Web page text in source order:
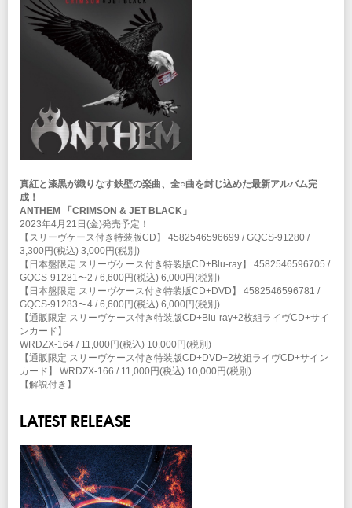
ANTHEM再結成の可能性を真剣に探り始めることになる。柴田は、ノスタ
ルジーでただ昔のメンバーを集めるのではなく、再始動するならば、“今を
生きるバンド”として新たな音楽を作り、邁進する事”を目標に掲げた。 その
目的のために柴田は、その才能を高く評価する清水昭男＜g＞に真っ先に声
をかけた。そして合流に意欲を示す坂本英三＜vo＞、本間大嗣＜ds＞を招
2001年の「SEVEN HILLS」を皮切りに「OVERLOAD」(2002年)、
「ETERNAL WARRIOR」(2004年)、「IMMORTAL」(2006年)、「BLACK
EMPIRE」(2008年)、「HERALDIC DEVICE」(2010年)と計6 枚のスタジ
オ・アルバムをリリース、作品とツアーの両面で“現役バンド”であることを
証明し続けた。
11年間にわたって不動のメンバーで活動し日本のメタル・シーンの頂点に
「BURNING OATH」を 2012年にリリース。なおドラムの本間は以前起こ
した事故の影響もあり、完全完治が必要との判断から一時休養となる。その
ためドラムは1曲を除きゲスト・ミュージシャンの田丸勇がプレイ。結局、
本間はその後も合流には至らず脱退。2013年にとあるイベントにて、デビ
ュー後第二期のヴォーカリストであった森川之雄を迎え入れたセッションを
行うことになった柴田は、改めてその歌唱力と音楽への情熱に感銘を受け、
2013年末、今後の活動を見据え、ヴォーカルの交代を決断。そして森川と
共に、長きに渡りバンドをサポートしてきた田丸を正式メンバーとして迎え
入れ、ここにアンセム史上最強と言われる【柴田直人】【清水昭男】【森川
之雄】【田丸勇】の新ラインナップが完成する。
そして鬼気迫るほどのサウンド・クオリティの 15thアルバ ム「ABSOLUTE
WORLD」を完成させた。
翌年の 2015年には結成 30周年を迎え30th ANNIVERSARY TOURを大成功
させ、2017年には16thアルバム「ENGRAVED」をリリース。更に勢力的に
日本中をツアーし、“最強”であることを示した。2018年2月、濃厚な2017年
の活動を網羅したドキュメンタリー映像作品「ATTITUDE 2017 -Live and
FES.18》を開催。
MAN RISING』と、夏に行われたHEADSTRONG FES.18
−ANTHEM/SABBRABELLS−の映像作品2タイトルを2018年12月12日にリ
リース。
そしてANTHEMはドイツのメタル専門レーベルNuclear Blastと日本人初の
真紅と漆黒が織りなす鉄壁の楽曲、全○曲を封じ込めた最新アルバム完
成！
ANTHEM 「CRIMSON & JET BLACK」
2023年4月21日(金)発売予定！
【スリーヴケース付き特装版CD】 4582546596699 / GQCS-91280 /
3,300円(税込) 3,000円(税別)
【日本盤限定 スリーヴケース付き特装版CD+Blu-ray】 4582546596705 /
GQCS-91281〜2 / 6,600円(税込) 6,000円(税別)
【日本盤限定 スリーヴケース付き特装版CD+DVD】 4582546596781 /
GQCS-91283〜4 / 6,600円(税込) 6,000円(税別)
【通販限定 スリーヴケース付き特装版CD+Blu-ray+2枚組ライヴCD+サイ
ンカード】
WRDZX-164 / 11,000円(税込) 10,000円(税別)
【通販限定 スリーヴケース付き特装版CD+DVD+2枚組ライヴCD+サイン
カード】 WRDZX-166 / 11,000円(税込) 10,000円(税別)
【解説付き】
LATEST RELEASE